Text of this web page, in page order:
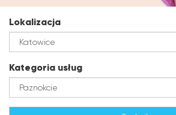
Lokalizacja
Kategoria usług